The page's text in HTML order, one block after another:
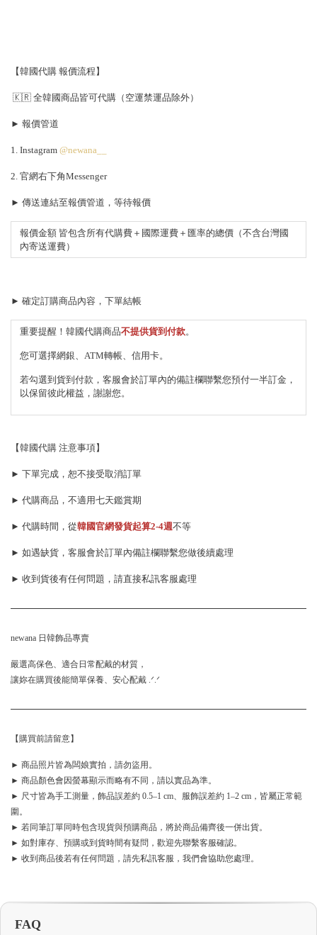
【韓國代購 報價流程】
🇰🇷 全韓國商品皆可代購（空運禁運品除外）
► 報價管道
1. Instagram @newana__
2. 官網右下角Messenger
► 傳送連結至報價管道，等待報價
報價金額 皆包含所有代購費＋國際運費＋匯率的總價（不含台灣國
內寄送運費）
► 確定訂購商品內容，下單結帳
重要提醒！韓國代購商品不提供貨到付款。
您可選擇網銀、ATM轉帳、信用卡。
若勾選到貨到付款，客服會於訂單內的備註欄聯繫您預付一半訂金，
以保留彼此權益，謝謝您。
【韓國代購 注意事項】
► 下單完成，恕不接受取消訂單
► 代購商品，不適用七天鑑賞期
► 代購時間，從韓國官網發貨起算2-4週不等
► 如遇缺貨，客服會於訂單內備註欄聯繫您做後續處理
► 收到貨後有任何問題，請直接私訊客服處理
newana 日韓飾品專賣
嚴選高保色、適合日常配戴的材質，
讓妳在購買後能簡單保養、安心配戴 .ᐟ.ᐟ
【購買前請留意】
► 商品照片皆為闆娘實拍，請勿盜用。
► 商品顏色會因螢幕顯示而略有不同，請以實品為準。
► 尺寸皆為手工測量，飾品誤差約 0.5–1 cm、服飾誤差約 1–2 cm，皆屬正常範
圍。
► 若同筆訂單同時包含現貨與預購商品，將於商品備齊後一併出貨。
► 如對庫存、預購或到貨時間有疑問，歡迎先聯繫客服確認。
► 收到商品後若有任何問題，請先私訊客服，我們會協助您處理。
FAQ